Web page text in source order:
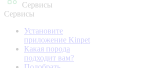
Сервисы
Сервисы
Установите
приложение Kinpet
Какая порода
подходит вам?